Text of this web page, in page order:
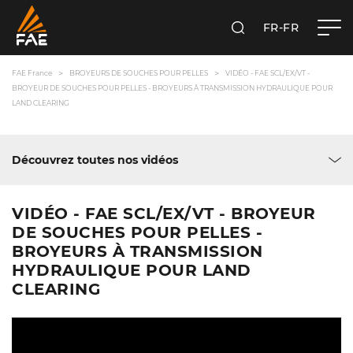
RECHERCHER
FR-FR
FAE France BROYEURS DE SOUCHES POUR PELLES
VIDÉO - FAE SCL/EX/VT -
BROYEUR DE SOUCHES POUR PELLES - BROYEURS À TRANSMISSION HYDRAULIQUE POUR
LAND CLEARING
Découvrez toutes nos vidéos
VIDÉO - FAE SCL/EX/VT - BROYEUR
DE SOUCHES POUR PELLES -
BROYEURS À TRANSMISSION
HYDRAULIQUE POUR LAND
CLEARING